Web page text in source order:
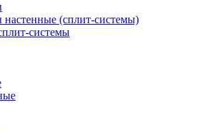
(сплит-системы)
системы